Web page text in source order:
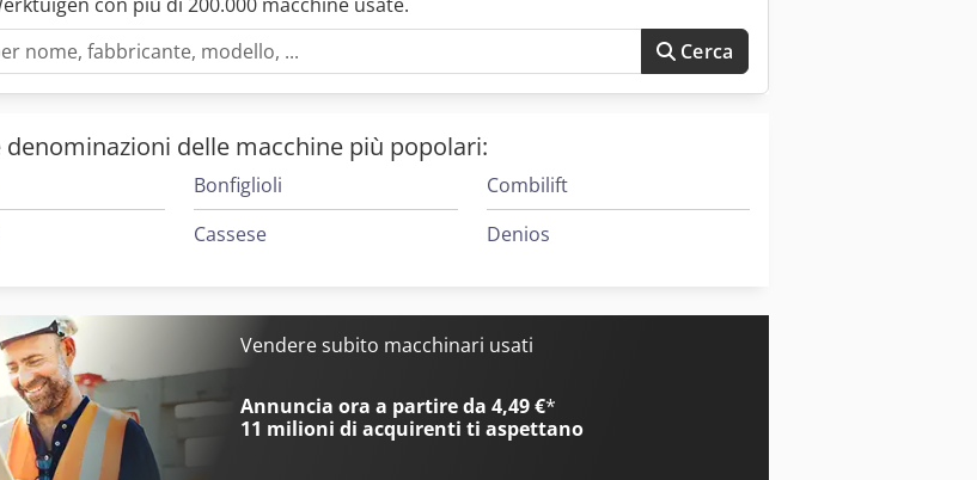
Cerca
denominazioni delle macchine più popolari:
Bonfiglioli
Cassese
Combilift
Denios
Vendere subito macchinari usati
Annuncia ora a partire da 4,49 €*
11 milioni di acquirenti ti aspettano